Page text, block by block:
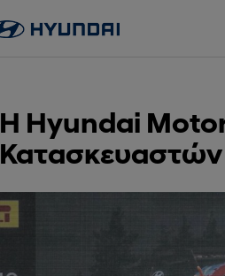
Η Hyundai
Κατασκευαστών